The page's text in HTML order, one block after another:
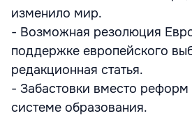
изменило мир.
- Возможная резолюция
поддержке европейского
редакционная статья.
- Забастовки вместо
системе образования.